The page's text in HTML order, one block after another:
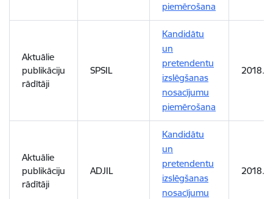
piemērošana
Aktuālie
publikāciju
rādītāji
SPSIL
Kandidātu
un
pretendentu
izslēgšanas
nosacījumu
piemērošana
2018.
Aktuālie
publikāciju
rādītāji
ADJIL
Kandidātu
un
pretendentu
izslēgšanas
nosacījumu
2018.